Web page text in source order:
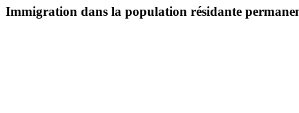
Immigration dans la population résidante